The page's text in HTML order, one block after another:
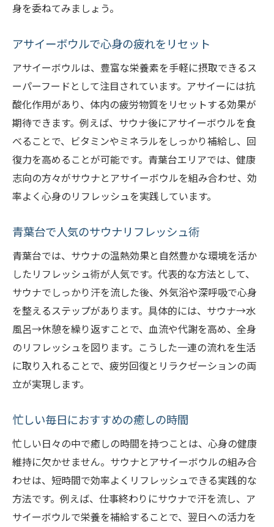
身を委ねてみましょう。
アサイーボウルで心身の疲れをリセット
アサイーボウルは、豊富な栄養素を手軽に摂取できるス
ーパーフードとして注目されています。アサイーには抗
酸化作用があり、体内の疲労物質をリセットする効果が
期待できます。例えば、サウナ後にアサイーボウルを食
べることで、ビタミンやミネラルをしっかり補給し、回
復力を高めることが可能です。青葉台エリアでは、健康
志向の方々がサウナとアサイーボウルを組み合わせ、効
率よく心身のリフレッシュを実践しています。
青葉台で人気のサウナリフレッシュ術
青葉台では、サウナの温熱効果と自然豊かな環境を活か
したリフレッシュ術が人気です。代表的な方法として、
サウナでしっかり汗を流した後、外気浴や深呼吸で心身
を整えるステップがあります。具体的には、サウナ→水
風呂→休憩を繰り返すことで、血流や代謝を高め、全身
のリフレッシュを図ります。こうした一連の流れを生活
に取り入れることで、疲労回復とリラクゼーションの両
立が実現します。
忙しい毎日におすすめの癒しの時間
忙しい日々の中で癒しの時間を持つことは、心身の健康
維持に欠かせません。サウナとアサイーボウルの組み合
わせは、短時間で効率よくリフレッシュできる実践的な
方法です。例えば、仕事終わりにサウナで汗を流し、ア
サイーボウルで栄養を補給することで、翌日への活力を